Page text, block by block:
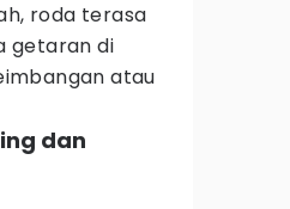
roda terasa
getaran di
atau
dan